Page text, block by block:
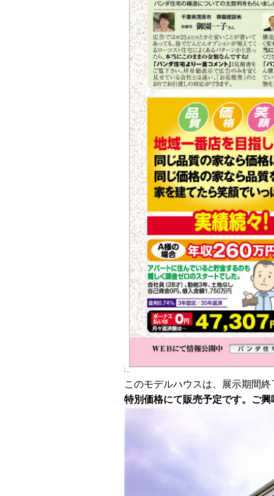
このモデルハウスは、展示期間終
特別価格にて販売予定です。 ご興